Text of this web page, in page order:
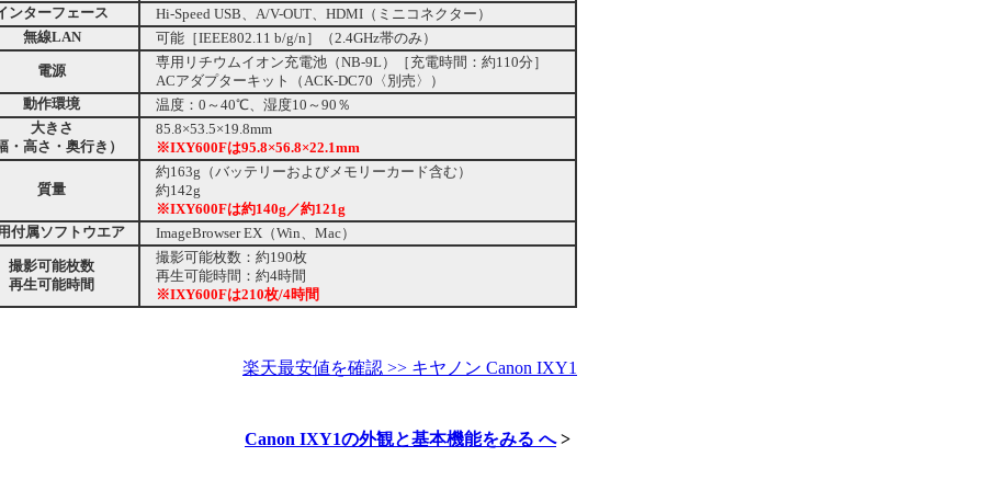
ンターフェース
Hi-Speed USB、A/V-OUT、HDMI（ミニコネクター）
無線LAN
可能［IEEE802.11 b/g/n］（2.4GHz帯のみ）
電源
専用リチウムイオン充電池（NB-9L）［充電時間：約110分］
ACアダプターキット（ACK-DC70〈別売〉）
動作環境
温度：0～40℃、湿度10～90％
大きさ
・高さ・奥行き）
85.8×53.5×19.8mm
※IXY600Fは95.8×56.8×22.1mm
質量
約163g（バッテリーおよびメモリーカード含む）
約142g
※IXY600Fは約140g／約121g
付属ソフトウエア
ImageBrowser EX（Win、Mac）
撮影可能枚数
再生可能時間
撮影可能枚数：約190枚
再生可能時間：約4時間
※IXY600Fは210枚/4時間
楽天最安値を確認 >> キヤノン Canon IXY1
Canon IXY1の外観と基本機能をみる へ>